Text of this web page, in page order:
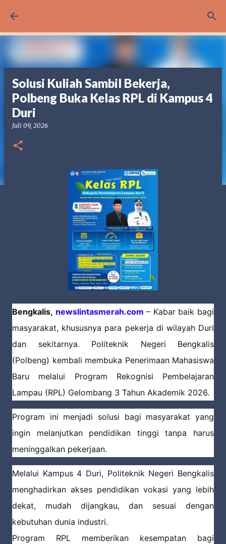
Solusi Kuliah Sambil Bekerja,
Polbeng Buka Kelas RPL di Kampus 4
Duri
Juli 09, 2026
Bengkalis, newslintasmerah.com – Kabar baik bagi
masyarakat, khususnya para pekerja di wilayah Duri
dan sekitarnya. Politeknik Negeri Bengkalis
(Polbeng) kembali membuka Penerimaan Mahasiswa
Baru melalui Program Rekognisi Pembelajaran
Lampau (RPL) Gelombang 3 Tahun Akademik 2026.
Program ini menjadi solusi bagi masyarakat yang
ingin melanjutkan pendidikan tinggi tanpa harus
meninggalkan pekerjaan.
Melalui Kampus 4 Duri, Politeknik Negeri Bengkalis
menghadirkan akses pendidikan vokasi yang lebih
dekat, mudah dijangkau, dan sesuai dengan
kebutuhan dunia industri.
Program RPL memberikan kesempatan bagi